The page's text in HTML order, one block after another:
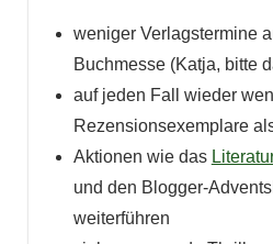
weniger Verlagstermine
Buchmesse (Katja, bitte
auf jeden Fall wieder
Rezensionsexemplare
Aktionen wie das
und den Blogger-
weiterführen